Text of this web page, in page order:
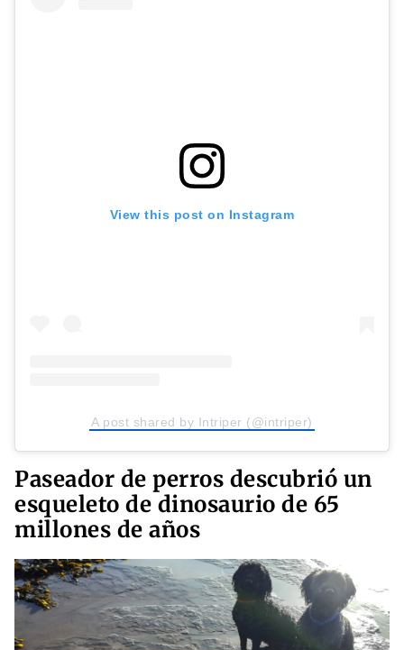
View this post on Instagram
A post shared by Intriper (@intriper)
Paseador de perros descubrió un
esqueleto de dinosaurio de 65
millones de años